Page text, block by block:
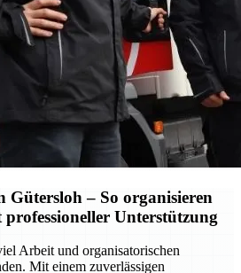
Gütersloh – So organisieren
Unterstützung
Arbeit und organisatorischen
Mit einem zuverlässigen